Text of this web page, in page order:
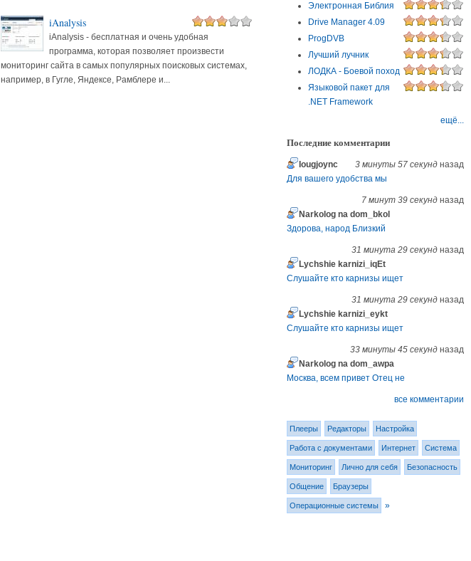
iAnalysis
iAnalysis - бесплатная и очень удобная
программа, которая позволяет произвести
мониторинг сайта в самых популярных поисковых системах,
например, в Гугле, Яндексе, Рамблере и...
Электронная Библия
Drive Manager 4.09
ProgDVB
Лучший лучник
ЛОДКА - Боевой поход
Языковой пакет для
.NET Framework
ещё...
Последние комментарии
3 минуты 57 секундназад
Iougjoync
Для вашего удобства мы
7 минут 39 секундназад
Narkolog na dom_bkol
Здорова, народ Близкий
31 минута 29 секундназад
Lychshie karnizi_iqEt
Слушайте кто карнизы ищет
31 минута 29 секундназад
Lychshie karnizi_eykt
Слушайте кто карнизы ищет
33 минуты 45 секундназад
Narkolog na dom_awpa
Москва, всем привет Отец не
все комментарии
Плееры Редакторы Настройка
Работа с документами Интернет Система
Мониторинг Лично для себя Безопасность
Общение Браузеры
Операционные системы »